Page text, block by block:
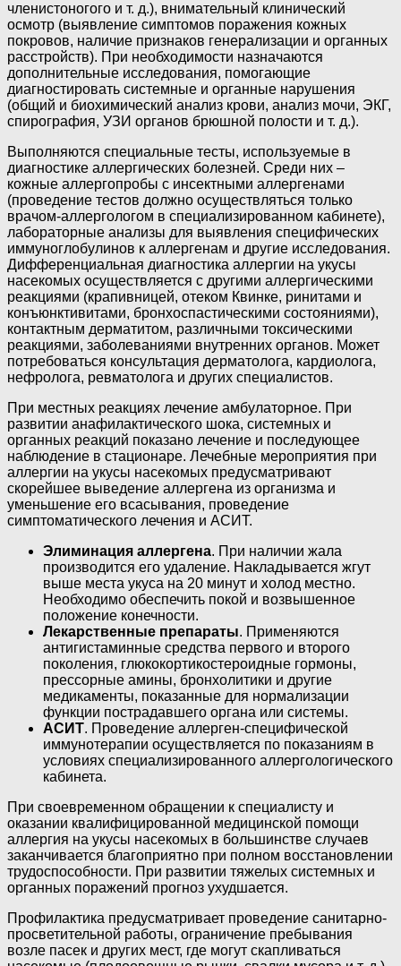
членистоногого и т. д.), внимательный клинический
осмотр (выявление симптомов поражения кожных
покровов, наличие признаков генерализации и органных
расстройств). При необходимости назначаются
дополнительные исследования, помогающие
диагностировать системные и органные нарушения
(общий и биохимический анализ крови, анализ мочи, ЭКГ,
спирография, УЗИ органов брюшной полости и т. д.).
Выполняются специальные тесты, используемые в
диагностике аллергических болезней. Среди них –
кожные аллергопробы с инсектными аллергенами
(проведение тестов должно осуществляться только
врачом-аллергологом в специализированном кабинете),
лабораторные анализы для выявления специфических
иммуноглобулинов к аллергенам и другие исследования.
Дифференциальная диагностика аллергии на укусы
насекомых осуществляется с другими аллергическими
реакциями (крапивницей, отеком Квинке, ринитами и
конъюнктивитами, бронхоспастическими состояниями),
контактным дерматитом, различными токсическими
реакциями, заболеваниями внутренних органов. Может
потребоваться консультация дерматолога, кардиолога,
нефролога, ревматолога и других специалистов.
При местных реакциях лечение амбулаторное. При
развитии анафилактического шока, системных и
органных реакций показано лечение и последующее
наблюдение в стационаре. Лечебные мероприятия при
аллергии на укусы насекомых предусматривают
скорейшее выведение аллергена из организма и
уменьшение его всасывания, проведение
симптоматического лечения и АСИТ.
Элиминация аллергена. При наличии жала
производится его удаление. Накладывается жгут
выше места укуса на 20 минут и холод местно.
Необходимо обеспечить покой и возвышенное
положение конечности.
Лекарственные препараты. Применяются
антигистаминные средства первого и второго
поколения, глюкокортикостероидные гормоны,
прессорные амины, бронхолитики и другие
медикаменты, показанные для нормализации
функции пострадавшего органа или системы.
АСИТ. Проведение аллерген-специфической
иммунотерапии осуществляется по показаниям в
условиях специализированного аллергологического
кабинета.
При своевременном обращении к специалисту и
оказании квалифицированной медицинской помощи
аллергия на укусы насекомых в большинстве случаев
заканчивается благоприятно при полном восстановлении
трудоспособности. При развитии тяжелых системных и
органных поражений прогноз ухудшается.
Профилактика предусматривает проведение санитарно-
просветительной работы, ограничение пребывания
возле пасек и других мест, где могут скапливаться